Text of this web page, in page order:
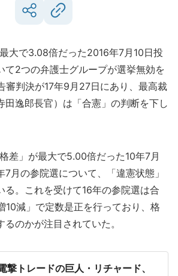
大で3.08倍だった2016年7月10日投
て2つの弁護士グループが選挙無効を
審判決が17年9月27日にあり、最高裁
田逸郎長官）は「合憲」の判断を下し
差」が最大で5.00倍だった10年7月
7月の参院選について、「違憲状態」
る。これを受けて16年の参院選は合
10減」で定数是正を行っており、格
のかが注目されていた。
撃トレードの巨人・リチャード、